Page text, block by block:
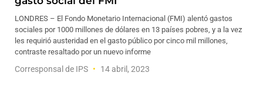
LONDRES – El Fondo Monetario Internacional (FMI) alentó gastos
sociales por 1000 millones de dólares en 13 países pobres, y a la vez
les requirió austeridad en el gasto público por cinco mil millones,
contraste resaltado por un nuevo informe
Corresponsal de IPS 14 abril, 2023